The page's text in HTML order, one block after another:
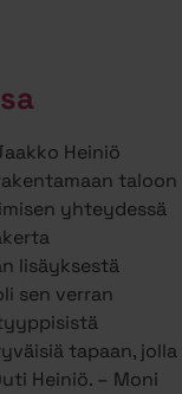
Heiniö
taloon
yhteydessä
lisäyksestä
sen verran
tapaan, jolla
Heiniö. – Moni